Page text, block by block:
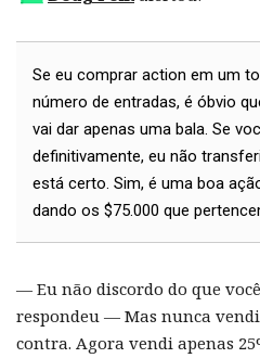
Se eu comprar action em um
número de entradas, é óbvio
vai dar apenas uma bala. Se
definitivamente, eu não
está certo. Sim, é uma boa
dando os $75.000 que
— Eu não discordo do que
respondeu — Mas nunca
contra. Agora vendi apenas